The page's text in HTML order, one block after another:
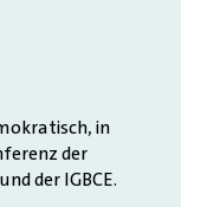
in
der
der IGBCE.